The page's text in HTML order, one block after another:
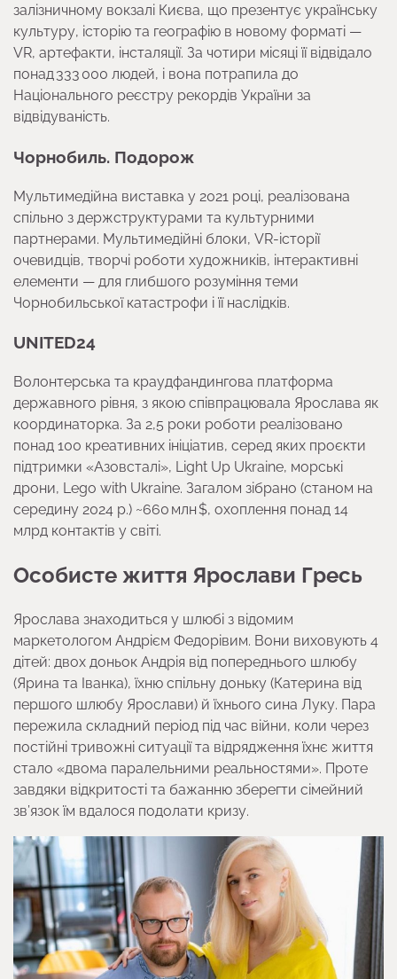
залізничному вокзалі Києва, що презентує українську
культуру, історію та географію в новому форматі —
VR, артефакти, інсталяції. За чотири місяці її відвідало
понад 333 000 людей, і вона потрапила до
Національного реєстру рекордів України за
відвідуваність.
Чорнобиль. Подорож
Мультимедійна виставка у 2021 році, реалізована
спільно з держструктурами та культурними
партнерами. Мультимедійні блоки, VR-історії
очевидців, творчі роботи художників, інтерактивні
елементи — для глибшого розуміння теми
Чорнобильської катастрофи і її наслідків.
UNITED24
Волонтерська та краудфандингова платформа
державного рівня, з якою співпрацювала Ярослава як
координаторка. За 2,5 роки роботи реалізовано
понад 100 креативних ініціатив, серед яких проєкти
підтримки «Азовсталі», Light Up Ukraine, морські
дрони, Lego with Ukraine. Загалом зібрано (станом на
середину 2024 р.) ~660 млн $, охоплення понад 14
млрд контактів у світі.
Особисте життя Ярослави Гресь
Ярослава знаходиться у шлюбі з відомим
маркетологом Андрієм Федорівим. Вони виховують 4
дітей: двох доньок Андрія від попереднього шлюбу
(Ярина та Іванка), їхню спільну доньку (Катерина від
першого шлюбу Ярослави) й їхнього сина Луку. Пара
пережила складний період під час війни, коли через
постійні тривожні ситуації та відрядження їхнє життя
стало «двома паралельними реальностями». Проте
завдяки відкритості та бажанню зберегти сімейний
зв’язок їм вдалося подолати кризу.